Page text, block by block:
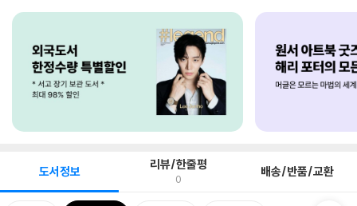
도서정보 리뷰/한줄평
0 배송/반품/교환